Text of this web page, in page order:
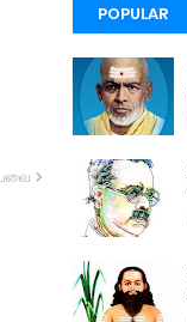
POPULAR